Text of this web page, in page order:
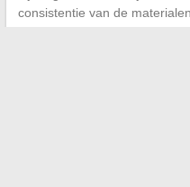
consistentie van de